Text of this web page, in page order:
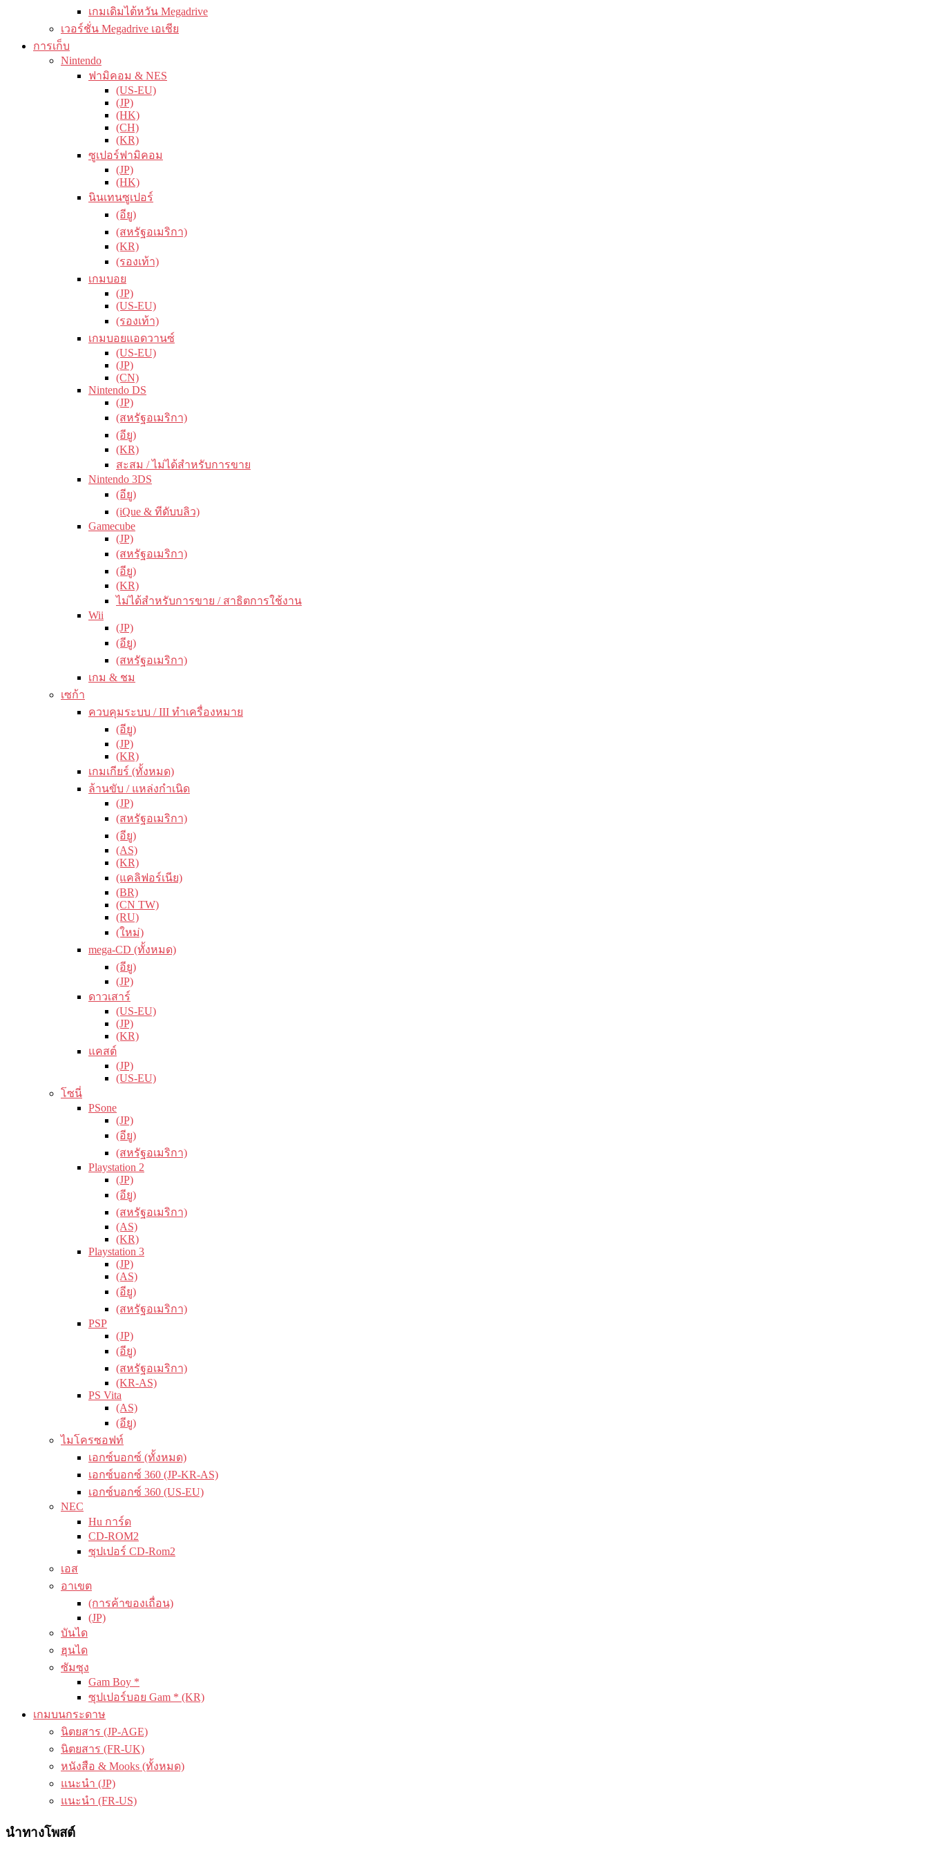
เกมเดิมไต้หวัน Megadrive
เวอร์ชั่น Megadrive เอเชีย
การเก็บ
Nintendo
ฟามิคอม & NES
(US-EU)
(JP)
(HK)
(CH)
(KR)
ซูเปอร์ฟามิคอม
(JP)
(HK)
นินเทนซูเปอร์
(อียู)
(สหรัฐอเมริกา)
(KR)
(รองเท้า)
เกมบอย
(JP)
(US-EU)
(รองเท้า)
เกมบอยแอดวานซ์
(US-EU)
(JP)
(CN)
Nintendo DS
(JP)
(สหรัฐอเมริกา)
(อียู)
(KR)
สะสม / ไม่ได้สำหรับการขาย
Nintendo 3DS
(อียู)
(iQue & ทีดับบลิว)
Gamecube
(JP)
(สหรัฐอเมริกา)
(อียู)
(KR)
ไม่ได้สำหรับการขาย / สาธิตการใช้งาน
Wii
(JP)
(อียู)
(สหรัฐอเมริกา)
เกม & ชม
เซก้า
ควบคุมระบบ / III ทำเครื่องหมาย
(อียู)
(JP)
(KR)
เกมเกียร์ (ทั้งหมด)
ล้านขับ / แหล่งกำเนิด
(JP)
(สหรัฐอเมริกา)
(อียู)
(AS)
(KR)
(แคลิฟอร์เนีย)
(BR)
(CN TW)
(RU)
(ใหม่)
mega-CD (ทั้งหมด)
(อียู)
(JP)
ดาวเสาร์
(US-EU)
(JP)
(KR)
แคสต์
(JP)
(US-EU)
โซนี่
PSone
(JP)
(อียู)
(สหรัฐอเมริกา)
Playstation 2
(JP)
(อียู)
(สหรัฐอเมริกา)
(AS)
(KR)
Playstation 3
(JP)
(AS)
(อียู)
(สหรัฐอเมริกา)
PSP
(JP)
(อียู)
(สหรัฐอเมริกา)
(KR-AS)
PS Vita
(AS)
(อียู)
ไมโครซอฟท์
เอกซ์บอกซ์ (ทั้งหมด)
เอกซ์บอกซ์ 360 (JP-KR-AS)
เอกซ์บอกซ์ 360 (US-EU)
NEC
Hu การ์ด
CD-ROM2
ซุปเปอร์ CD-Rom2
เอส
อาเขต
(การค้าของเถื่อน)
(JP)
บันได
ฮุนได
ซัมซุง
Gam Boy *
ซุปเปอร์บอย Gam * (KR)
เกมบนกระดาษ
นิตยสาร (JP-AGE)
นิตยสาร (FR-UK)
หนังสือ & Mooks (ทั้งหมด)
แนะนำ (JP)
แนะนำ (FR-US)
นำทางโพสต์